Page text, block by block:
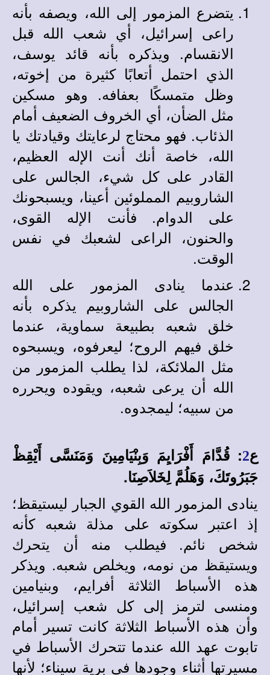
يتضرع المزمور إلى الله، ويصفه بأنه
راعى إسرائيل، أي شعب الله قبل
الانقسام. ويذكره بأنه قائد يوسف،
الذي احتمل أتعابًا كثيرة من إخوته،
وظل متمسكًا بعفافه. وهو مسكين
مثل الضأن، أي الخروف الضعيف أمام
الذئاب. فهو محتاج لرعايتك وقيادتك يا
الله، خاصة أنك أنت الإله العظيم،
القادر على كل شيء، الجالس على
الشاروبيم المملوئين أعينا، ويسبحونك
على الدوام. فأنت الإله القوى،
والحنون، الراعى لشعبك في نفس
الوقت.
عندما ينادى المزمور على الله
الجالس على الشاروبيم يذكره بأنه
خلق شعبه بطبيعة سماوية، عندما
خلق فيهم الروح؛ ليعرفوه، ويسبحوه
مثل الملائكة، لذا يطلب المزمور من
الله أن يرعى شعبه، ويقوده ويحرره
من سبيه؛ ليمجدوه.
ع2
: قُدَّامَ أَفْرَايِمَ وَبِنْيَامِينَ وَمَنَسَّى أَيْقِظْ
جَبَرُوتَكَ، وَهَلُمَّ لِخَلاَصِنَا.
ينادى المزمور الله القوي الجبار ليستيقظ؛
إذ اعتبر سكوته على مذلة شعبه كأنه
شخص نائم. فيطلب منه أن يتحرك
ويستيقظ من نومه، ويخلص شعبه. ويذكر
هذه الأسباط الثلاثة أفرايم، وبنيامين
ومنسى لترمز إلى كل شعب إسرائيل،
وأن هذه الأسباط الثلاثة كانت تسير أمام
تابوت عهد الله عندما تتحرك الأسباط في
مسيرتها أثناء وجودها في برية سيناء؛ لأنها